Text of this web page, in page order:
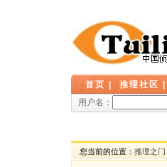
首页 推理社区
用户名：
您当前的位置： 推理之门